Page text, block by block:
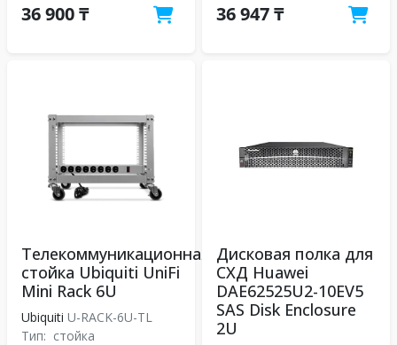
36 900 ₸ 36 947 ₸
Телекоммуникационная
стойка Ubiquiti UniFi
Mini Rack 6U
Ubiquiti U-RACK-6U-TL
Тип: стойка
Дисковая полка для
СХД Huawei
DAE62525U2-10EV5
SAS Disk Enclosure
2U